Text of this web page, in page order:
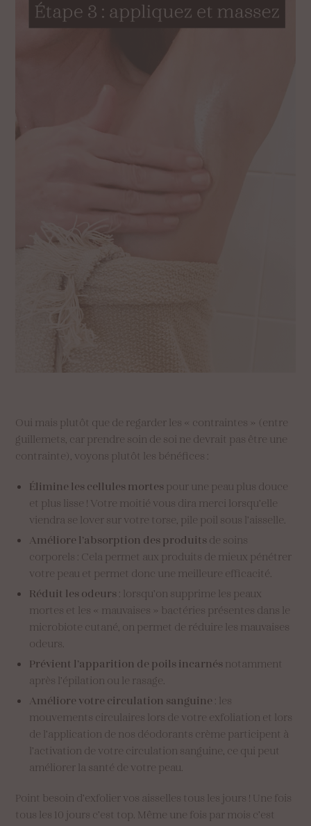
Oui mais plutôt que de regarder les « contraintes » (entre
guillemets, car prendre soin de soi ne devrait pas être une
contrainte), voyons plutôt les bénéfices :
Élimine les cellules mortes pour une peau plus douce
et plus lisse ! Votre moitié vous dira merci lorsqu’elle
viendra se lover sur votre torse, pile poil sous l’aisselle.
Améliore l’absorption des produits de soins
corporels : Cela permet aux produits de mieux pénétrer
votre peau et permet donc une meilleure efficacité.
Réduit les odeurs : lorsqu’on supprime les peaux
mortes et les « mauvaises » bactéries présentes dans le
microbiote cutané, on permet de réduire les mauvaises
odeurs.
Prévient l’apparition de poils incarnés notamment
après l’épilation ou le rasage.
Améliore votre circulation sanguine : les
mouvements circulaires lors de votre exfoliation et lors
de l’application de nos déodorants crème participent à
l’activation de votre circulation sanguine, ce qui peut
améliorer la santé de votre peau.
Point besoin d’exfolier vos aisselles tous les jours ! Une fois
tous les 10 jours c’est top. Même une fois par mois c’est